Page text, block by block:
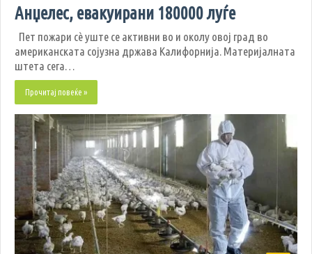
Анџелес, евакуирани 180000 луѓе
Пет пожари сè уште се активни во и околу овој град во
американската сојузна држава Калифорнија. Материјалната
штета сега…
Прочитај повеќе »